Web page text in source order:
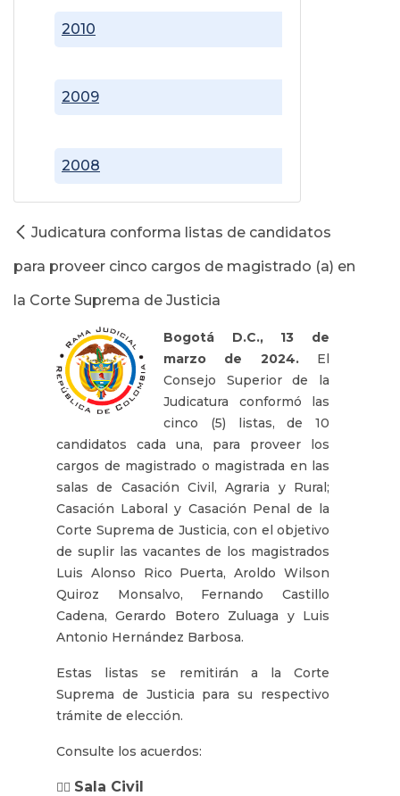
2008
2009
2010
Judicatura conforma listas de candidatos
para proveer cinco cargos de magistrado (a) en
la Corte Suprema de Justicia
Bogotá D.C., 13 de
marzo de 2024.El
Consejo Superior de la
Judicatura conformó las
cinco (5) listas, de 10
candidatos cada una, para proveer los
cargos de magistrado o magistrada en las
salas de Casación Civil, Agraria y Rural;
Casación Laboral y Casación Penal de la
Corte Suprema de Justicia, con el objetivo
de suplir las vacantes de los magistrados
Luis Alonso Rico Puerta, Aroldo Wilson
Quiroz Monsalvo, Fernando Castillo
Cadena, Gerardo Botero Zuluaga y Luis
Antonio Hernández Barbosa.
Estas listas se remitirán a la Corte
Suprema de Justicia para su respectivo
trámite de elección.
Consulte los acuerdos:
👉🏼 Sala Civil